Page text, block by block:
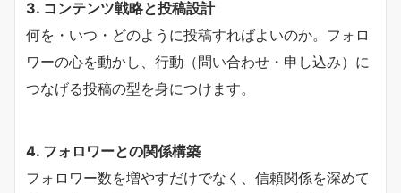
3. コンテンツ戦略と投稿設計
何を・いつ・どのように投稿すればよいのか。フォロ
ワーの心を動かし、行動（問い合わせ・申し込み）に
つなげる投稿の型を身につけます。
4. フォロワーとの関係構築
フォロワー数を増やすだけでなく、信頼関係を深めて